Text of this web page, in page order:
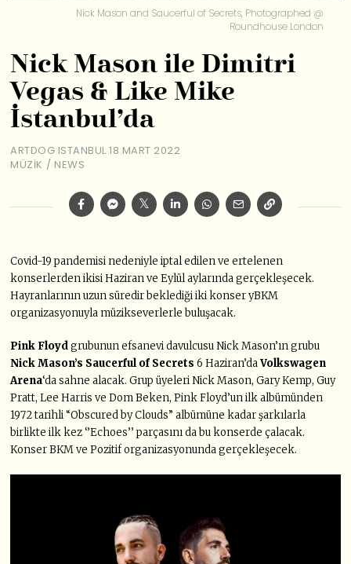
Nick Mason and Saucerful of Secrets, Photographed @
Roundhouse London
Nick Mason ile Dimitri
Vegas & Like Mike
İstanbul’da
ARTDOG ISTANBUL 18 MART 2022
MÜZIK / NEWS
Covid-19 pandemisi nedeniyle iptal edilen ve ertelenen
konserlerden ikisi Haziran ve Eylül aylarında gerçekleşecek.
Hayranlarının uzun süredir beklediği iki konser yBKM
organizasyonuyla müzikseverlerle buluşacak.
Pink Floydgrubunun efsanevi davulcusu Nick Mason’ın grubu
Nick Mason’s Saucerful of Secrets6 Haziran’daVolkswagen
Arena‘da sahne alacak. Grup üyeleri Nick Mason, Gary Kemp, Guy
Pratt, Lee Harris ve Dom Beken, Pink Floyd’un ilk albümünden
1972 tarihli “Obscured by Clouds” albümüne kadar şarkılarla
birlikte ilk kez ‘’Echoes’’ parçasını da bu konserde çalacak.
Konser BKM ve Pozitif organizasyonunda gerçekleşecek.